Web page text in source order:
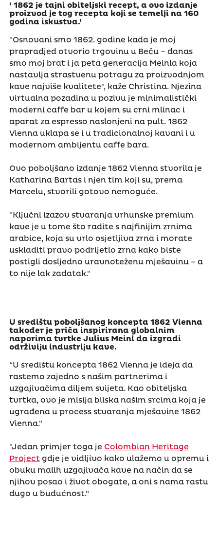
‘ 1862 je tajni obiteljski recept, a ovo izdanje
proizvod je tog recepta koji se temelji na 160
godina iskustva.’
"Osnovani smo 1862. godine kada je moj
prapradjed otvorio trgovinu u Beču – danas
smo moj brat i ja peta generacija Meinla koja
nastavlja strastvenu potragu za proizvodnjom
kave najviše kvalitete", kaže Christina. Njezina
virtualna pozadina u pozivu je minimalistički
moderni caffe bar u kojem su crni mlinac i
aparat za espresso naslonjeni na pult. 1862
Vienna uklapa se i u tradicionalnoj kavani i u
modernom ambijentu caffe bara.
Ovo poboljšano izdanje 1862 Vienna stvorila je
Katharina Bartas i njen tim koji su, prema
Marcelu, stvorili gotovo nemoguće.
"Ključni izazov stvaranja vrhunske premium
kave je u tome što radite s najfinijim zrnima
arabice, koja su vrlo osjetljiva zrna i morate
uskladiti pravo podrijetlo zrna kako biste
postigli dosljedno uravnoteženu mješavinu – a
to nije lak zadatak."
U središtu poboljšanog koncepta 1862 Vienna
također je priča inspirirana globalnim
naporima tvrtke Julius Meinl da izgradi
održiviju industriju kave.
“U središtu koncepta 1862 Vienna je ideja da
rastemo zajedno s našim partnerima i
uzgajivačima diljem svijeta. Kao obiteljska
tvrtka, ovo je misija bliska našim srcima koja je
ugrađena u process stvaranja mješavine 1862
Vienna."
"Jedan primjer toga je Colombian Heritage
Projectgdje je vidljivo kako ulažemo u opremu i
obuku malih uzgajivača kave na način da se
njihov posao i život obogate, a oni s nama rastu
dugo u budućnost."